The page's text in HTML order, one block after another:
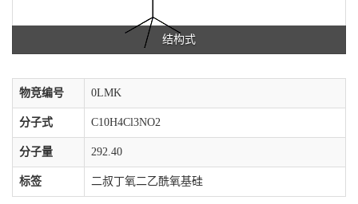
结构式
物竞编号 0LMK
分子式 C10H4Cl3NO2
分子量 292.40
标签 二叔丁氧二乙酰氧基硅